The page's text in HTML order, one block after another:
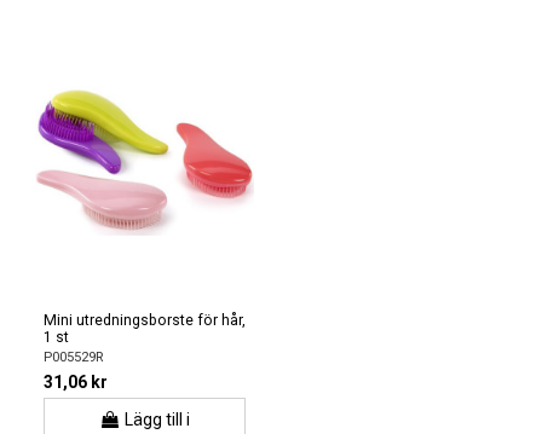
Mini utredningsborste för hår,
1 st
P005529R
31,06 kr
Lägg till i